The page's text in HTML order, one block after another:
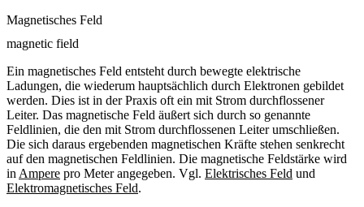
Magnetisches Feld
magnetic field
Ein magnetisches Feld entsteht durch bewegte elektrische
Ladungen, die wiederum hauptsächlich durch Elektronen gebildet
werden. Dies ist in der Praxis oft ein mit Strom durchflossener
Leiter. Das magnetische Feld äußert sich durch so genannte
Feldlinien, die den mit Strom durchflossenen Leiter umschließen.
Die sich daraus ergebenden magnetischen Kräfte stehen senkrecht
auf den magnetischen Feldlinien. Die magnetische Feldstärke wird
in Ampere pro Meter angegeben. Vgl. Elektrisches Feld und
Elektromagnetisches Feld.